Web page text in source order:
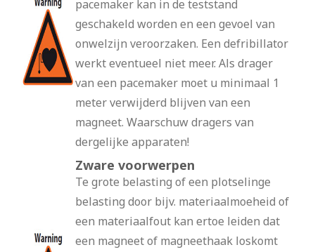
pacemaker kan in de teststand
geschakeld worden en een gevoel van
onwelzijn veroorzaken. Een defribillator
werkt eventueel niet meer. Als drager
van een pacemaker moet u minimaal 1
meter verwijderd blijven van een
magneet. Waarschuw dragers van
dergelijke apparaten!
Zware voorwerpen
Te grote belasting of een plotselinge
belasting door bijv. materiaalmoeheid of
een materiaalfout kan ertoe leiden dat
een magneet of magneethaak loskomt